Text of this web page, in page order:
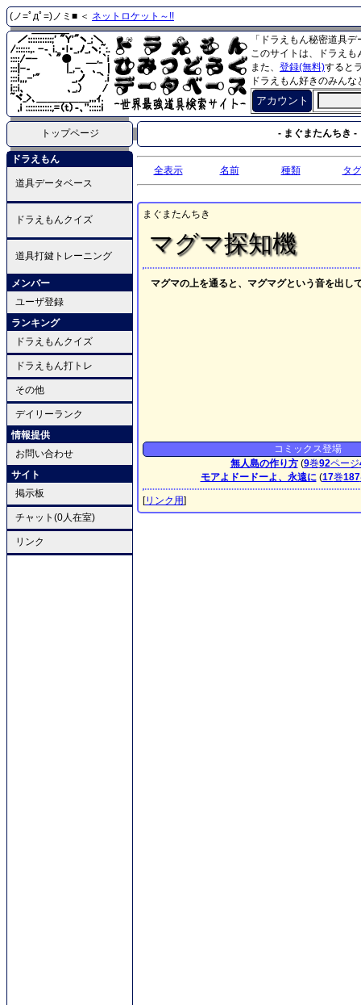
(ノ=ﾟдﾟ=)ノミ■ ＜ ネットロケット～!!
「ドラえもん秘密道具
このサイトは、ドラえ
また、 登録(無料)すると
ドラえもん好きのみん
アカウント
トップページ - まぐまたんちき -
ドラえもん
道具データベース
ドラえもんクイズ
道具打鍵トレーニング
メンバー
ユーザ登録
ランキング
ドラえもんクイズ
ドラえもん打トレ
その他
デイリーランク
情報提供
お問い合わせ
サイト
掲示板
チャット(0人在室)
リンク
全表示 名前 種類 タグ
まぐまたんちき
マグマ探知機
マグマの上を通ると、マグマグという音を出し
コミックス登場
無人島の作り方(9巻92ページ
モアよドードーよ、永遠に(17巻187
[リンク用]